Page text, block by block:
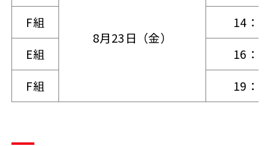
8月23日（金）
F組
14：
E組
16：
F組
19：